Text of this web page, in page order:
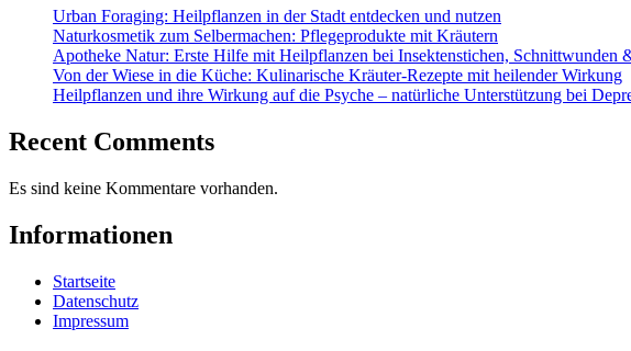
Urban Foraging: Heilpflanzen in der Stadt entdecken und nutzen
Naturkosmetik zum Selbermachen: Pflegeprodukte mit Kräutern
Apotheke Natur: Erste Hilfe mit Heilpflanzen bei Insektenstichen, Schnittwunden
Von der Wiese in die Küche: Kulinarische Kräuter-Rezepte mit heilender Wirkung
Heilpflanzen und ihre Wirkung auf die Psyche – natürliche Unterstützung bei
Recent Comments
Es sind keine Kommentare vorhanden.
Informationen
Startseite
Datenschutz
Impressum